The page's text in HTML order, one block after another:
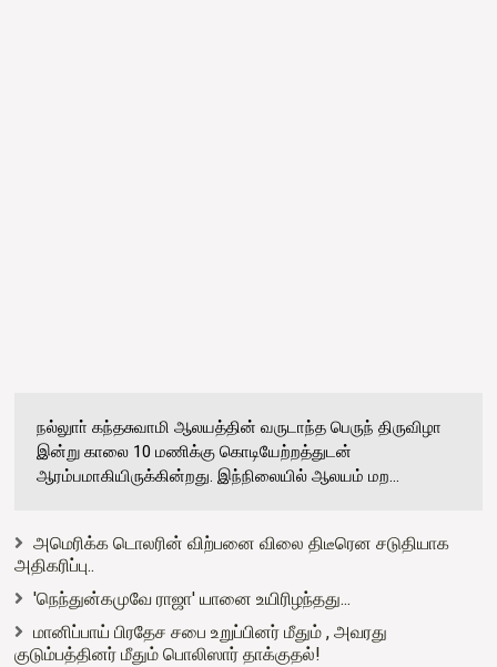
நல்லுாா் கந்தசுவாமி ஆலயத்தின் வருடாந்த பெருந் திருவிழா
இன்று காலை 10 மணிக்கு கொடியேற்றத்துடன்
ஆரம்பமாகியிருக்கின்றது. இந்நிலையில் ஆலயம் மற...
அமெரிக்க டொலரின் விற்பனை விலை திடீரென சடுதியாக
அதிகரிப்பு..
'நெந்துன்கமுவே ராஜா' யானை உயிரிழந்தது...
மானிப்பாய் பிரதேச சபை உறுப்பினர் மீதும் , அவரது
குடும்பத்தினர் மீதும் பொலிஸார் தாக்குதல்!